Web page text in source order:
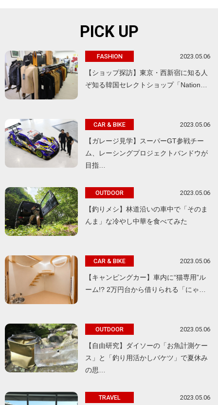
PICK UP
FASHION 2023.05.06
【ショップ探訪】東京・西新宿に知る人
ぞ知る韓国セレクトショップ「Nation…
CAR & BIKE 2023.05.06
【ガレージ見学】スーパーGT参戦チー
ム、レーシングプロジェクトバンドウが
目指…
OUTDOOR 2023.05.06
【釣りメシ】林道沿いの車中で「そのま
んま」な冷やし中華を食べてみた
CAR & BIKE 2023.05.06
【キャンピングカー】車内に“猫専用”ル
ーム!? 2万円台から借りられる「にゃ…
OUTDOOR 2023.05.06
【自由研究】ダイソーの「お魚計測ケー
ス」と「釣り用活かしバケツ」で夏休み
の思…
TRAVEL 2023.05.06